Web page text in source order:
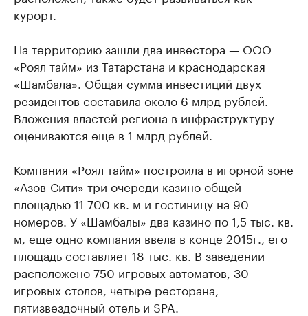
курорт.
На территорию зашли два инвестора — ООО
«Роял тайм» из Татарстана и краснодарская
«Шамбала». Общая сумма инвестиций двух
резидентов составила около 6 млрд рублей.
Вложения властей региона в инфраструктуру
оцениваются еще в 1 млрд рублей.
Компания «Роял тайм» построила в игорной зоне
«Азов-Сити» три очереди казино общей
площадью 11 700 кв. м и гостиницу на 90
номеров. У «Шамбалы» два казино по 1,5 тыс. кв.
м, еще одно компания ввела в конце 2015г., его
площадь составляет 18 тыс. кв. В заведении
расположено 750 игровых автоматов, 30
игровых столов, четыре ресторана,
пятизвездочный отель и SPA.